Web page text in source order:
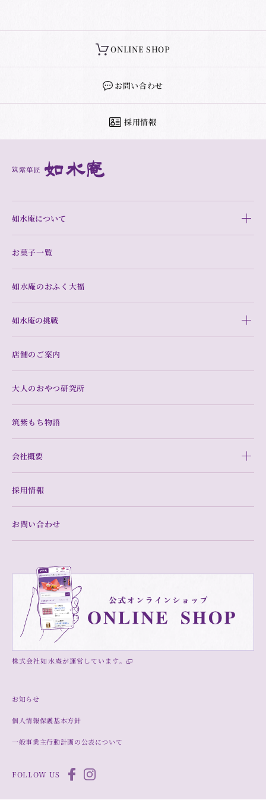
ONLINE SHOP
お問い合わせ
採用情報
如水庵について
お菓子一覧
如水庵のおふく大福
如水庵の挑戦
店舗のご案内
大人のおやつ研究所
筑紫もち物語
会社概要
採用情報
お問い合わせ
株式会社如水庵が運営しています。
お知らせ
個人情報保護基本方針
一般事業主行動計画の公表について
FOLLOW US